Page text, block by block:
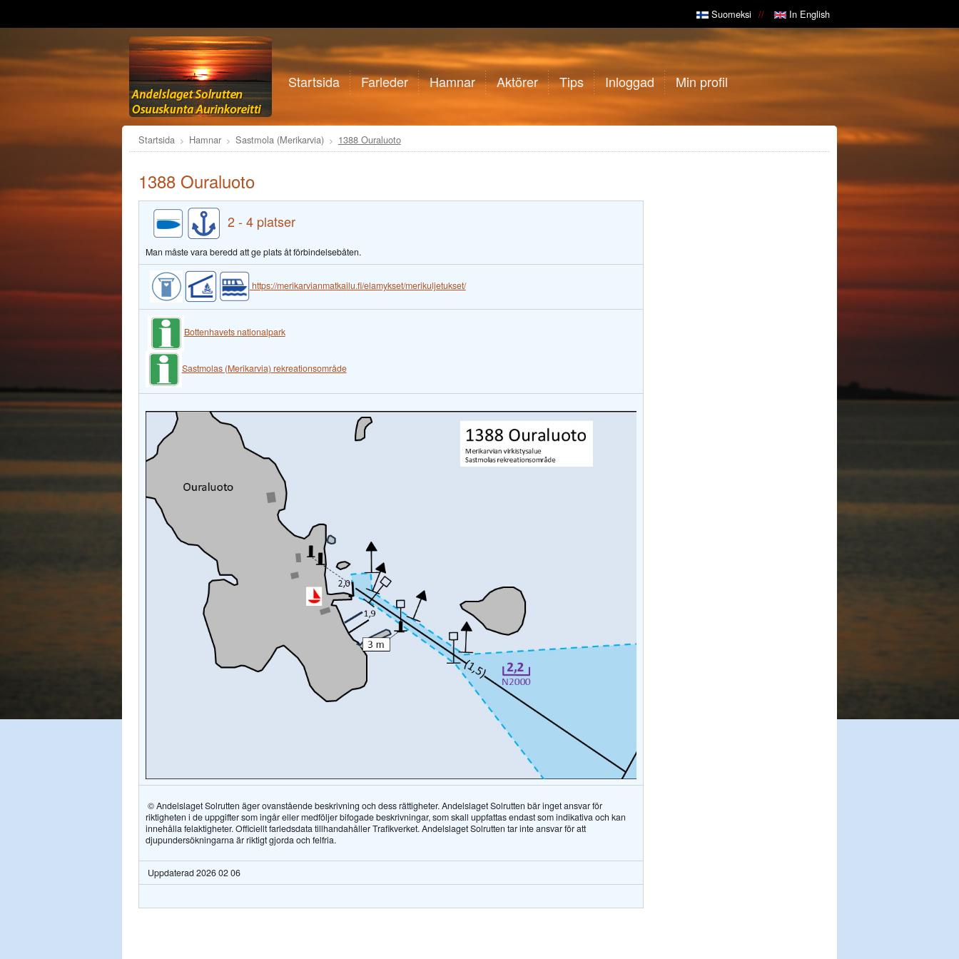
Suomeksi In English
Startsida Farleder Hamnar Aktörer Tips Inloggad Min profil
Startsida Hamnar Sastmola (Merikarvia) 1388 Ouraluoto
1388 Ouraluoto
2 - 4 platser
Man måste vara beredd att ge plats åt förbindelsebåten.
https://merikarvianmatkailu.fi/elamykset/merikuljetukset/
Bottenhavets nationalpark
Sastmolas (Merikarvia) rekreationsområde
© Andelslaget Solrutten äger ovanstående beskrivning och dess rättigheter. Andelslaget Solrutten bär inget ansvar för
riktigheten i de uppgifter som ingår eller medföljer bifogade beskrivningar, som skall uppfattas endast som indikativa och kan
innehålla felaktigheter. Officiellt farledsdata tillhandahåller Trafikverket. Andelslaget Solrutten tar inte ansvar för att
djupundersökningarna är riktigt gjorda och felfria.
Uppdaterad 2026 02 06